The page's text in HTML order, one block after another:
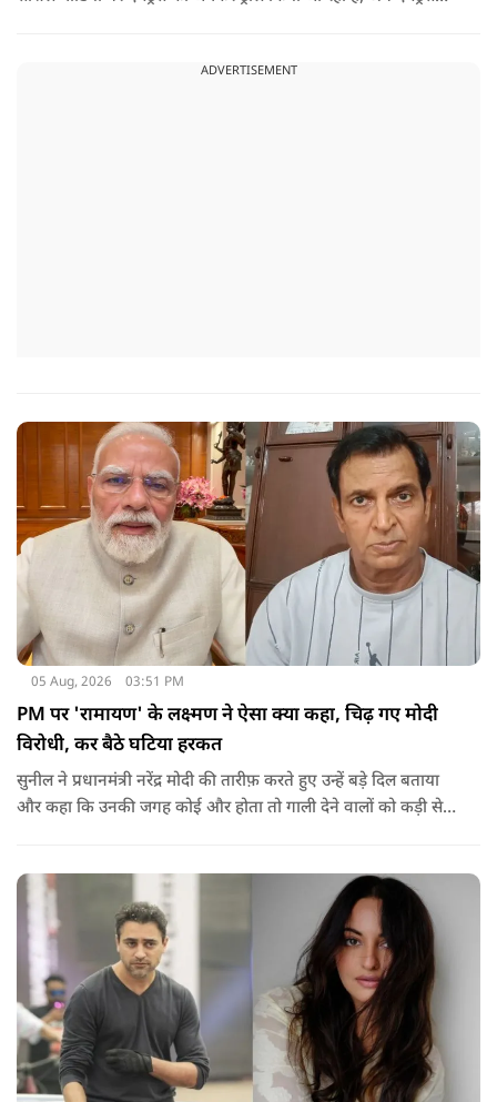
ADVERTISEMENT
05 Aug, 2026 03:51 PM
PM पर 'रामायण' के लक्ष्मण ने ऐसा क्या कहा, चिढ़ गए मोदी
विरोधी, कर बैठे घटिया हरकत
सुनील ने प्रधानमंत्री नरेंद्र मोदी की तारीफ़ करते हुए उन्हें बड़े दिल बताया
और कहा कि उनकी जगह कोई और होता तो गाली देने वालों को कड़ी से